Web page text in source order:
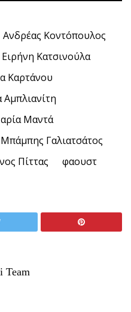
Ανδρέας Κοντόπουλος
Ειρήνη Κατσινούλα
Καρτάνου
Αμπλιανίτη
Μαντά
Μπάμπης Γαλιατσάτος
Πίττας
φαουστ
Team